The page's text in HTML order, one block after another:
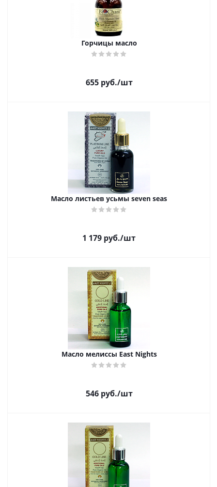
Горчицы масло
655руб./шт
Масло листьев усьмы seven seas
1 179 руб./шт
Масло мелиссы East Nights
546руб./шт